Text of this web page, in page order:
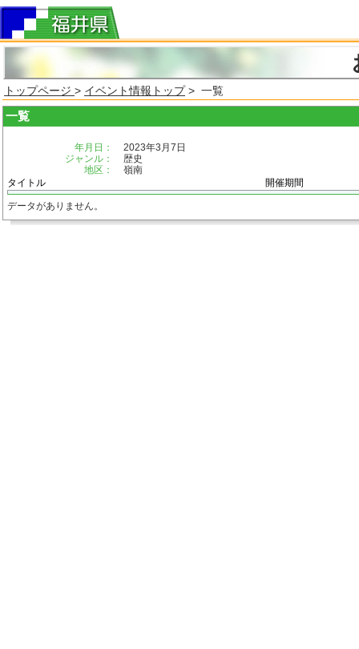
トップページ > イベント情報トップ> 一覧
一覧
年月日：
2023年3月7日
ジャンル：
歴史
地区：
嶺南
タイトル
開催期間
データがありません。